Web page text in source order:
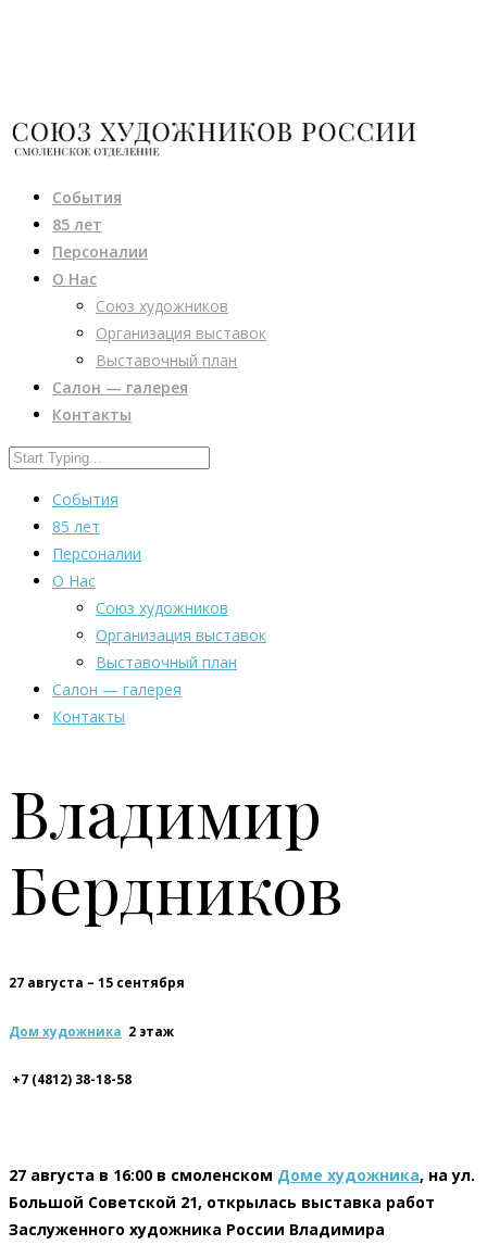
События
85 лет
Персоналии
О Нас
Союз художников
Организация выставок
Выставочный план
Салон — галерея
Контакты
События
85 лет
Персоналии
О Нас
Союз художников
Организация выставок
Выставочный план
Салон — галерея
Контакты
Владимир
Бердников
27 августа – 15 сентября
Дом художника 2 этаж
+7 (4812) 38-18-58
27 августа в 16:00 в смоленском Доме художника, на ул.
Большой Советской 21, открылась выставка работ
Заслуженного художника России Владимира